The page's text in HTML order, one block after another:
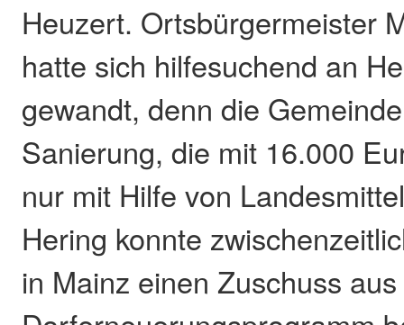
Heuzert. Ortsbürgermeister
hatte sich hilfesuchend an
gewandt, denn die
Sanierung, die mit 16.000
nur mit Hilfe von
Hering konnte
in Mainz einen Zuschuss